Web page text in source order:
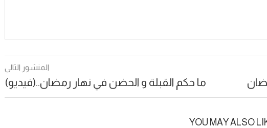
المنشور التالي
ما حكم القبلة و الحضن في نهار رمضان..(فيديو)
YOU MAY ALSO